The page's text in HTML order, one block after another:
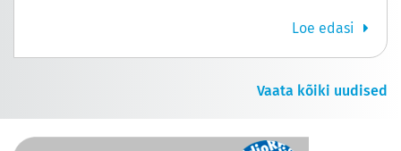
Loe edasi
Vaata kõiki uudised